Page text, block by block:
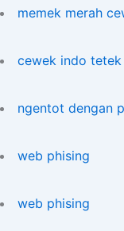
memek merah
cewek indo tetek
ngentot dengan
web phising
web phising